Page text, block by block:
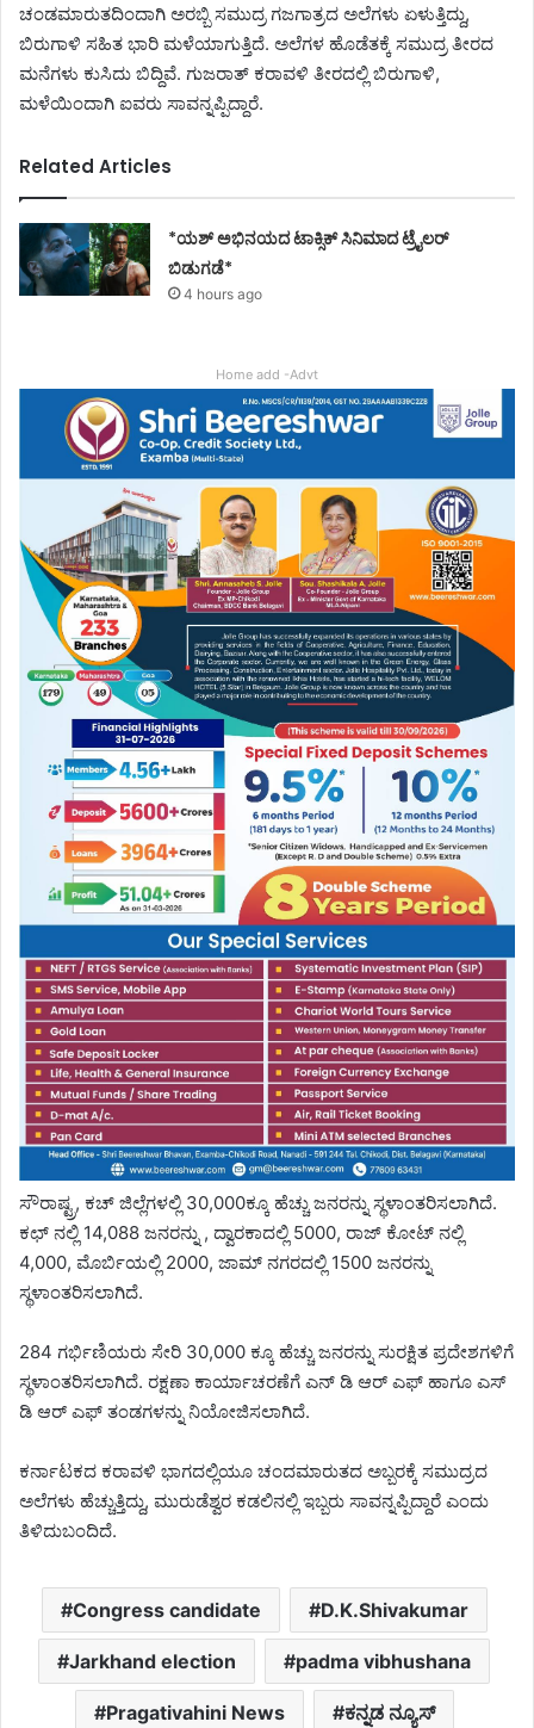
ಚಂಡಮಾರುತದಿಂದಾಗಿ ಅರಬ್ಬಿ ಸಮುದ್ರ ಗಜಗಾತ್ರದ ಅಲೆಗಳು ಏಳುತ್ತಿದ್ದು,
ಬಿರುಗಾಳಿ ಸಹಿತ ಭಾರಿ ಮಳೆಯಾಗುತ್ತಿದೆ. ಅಲೆಗಳ ಹೊಡೆತಕ್ಕೆ ಸಮುದ್ರ ತೀರದ
ಮನೆಗಳು ಕುಸಿದು ಬಿದ್ದಿವೆ. ಗುಜರಾತ್ ಕರಾವಳಿ ತೀರದಲ್ಲಿ ಬಿರುಗಾಳಿ,
ಮಳೆಯಿಂದಾಗಿ ಐವರು ಸಾವನ್ನಪ್ಪಿದ್ದಾರೆ.
Related Articles
*ಯಶ್ ಅಭಿನಯದ ಟಾಕ್ಸಿಕ್ ಸಿನಿಮಾದ ಟ್ರೈಲರ್
ಬಿಡುಗಡೆ*
4 hours ago
Home add -Advt
ಸೌರಾಷ್ಟ್ರ, ಕಚ್ ಜಿಲ್ಲೆಗಳಲ್ಲಿ 30,000ಕ್ಕೂ ಹೆಚ್ಚು ಜನರನ್ನು ಸ್ಥಳಾಂತರಿಸಲಾಗಿದೆ.
ಕಛ್ ನಲ್ಲಿ 14,088 ಜನರನ್ನು , ದ್ವಾರಕಾದಲ್ಲಿ 5000, ರಾಜ್ ಕೋಟ್ ನಲ್ಲಿ
4,000, ಮೊರ್ಬಿಯಲ್ಲಿ 2000, ಜಾಮ್ ನಗರದಲ್ಲಿ 1500 ಜನರನ್ನು
ಸ್ಥಳಾಂತರಿಸಲಾಗಿದೆ.
284 ಗರ್ಭಿಣಿಯರು ಸೇರಿ 30,000 ಕ್ಕೂ ಹೆಚ್ಚು ಜನರನ್ನು ಸುರಕ್ಷಿತ ಪ್ರದೇಶಗಳಿಗೆ
ಸ್ಥಳಾಂತರಿಸಲಾಗಿದೆ. ರಕ್ಷಣಾ ಕಾರ್ಯಾಚರಣೆಗೆ ಎನ್ ಡಿ ಆರ್ ಎಫ್ ಹಾಗೂ ಎಸ್
ಡಿ ಆರ್ ಎಫ್ ತಂಡಗಳನ್ನು ನಿಯೋಜಿಸಲಾಗಿದೆ.
ಕರ್ನಾಟಕದ ಕರಾವಳಿ ಭಾಗದಲ್ಲಿಯೂ ಚಂದಮಾರುತದ ಅಬ್ಬರಕ್ಕೆ ಸಮುದ್ರದ
ಅಲೆಗಳು ಹೆಚ್ಚುತ್ತಿದ್ದು, ಮುರುಡೆಶ್ವರ ಕಡಲಿನಲ್ಲಿ ಇಬ್ಬರು ಸಾವನ್ನಪ್ಪಿದ್ದಾರೆ ಎಂದು
ತಿಳಿದುಬಂದಿದೆ.
Congress candidate D.K.Shivakumar
Jarkhand election padma vibhushana
Pragativahini News ಕನ್ನಡ ನ್ಯೂಸ್